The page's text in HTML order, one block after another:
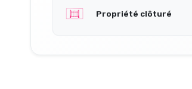
Propriété clôturé